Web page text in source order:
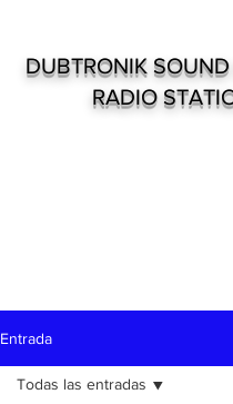
DUBTRONIK
RADIO
Entrada
Todas las entradas